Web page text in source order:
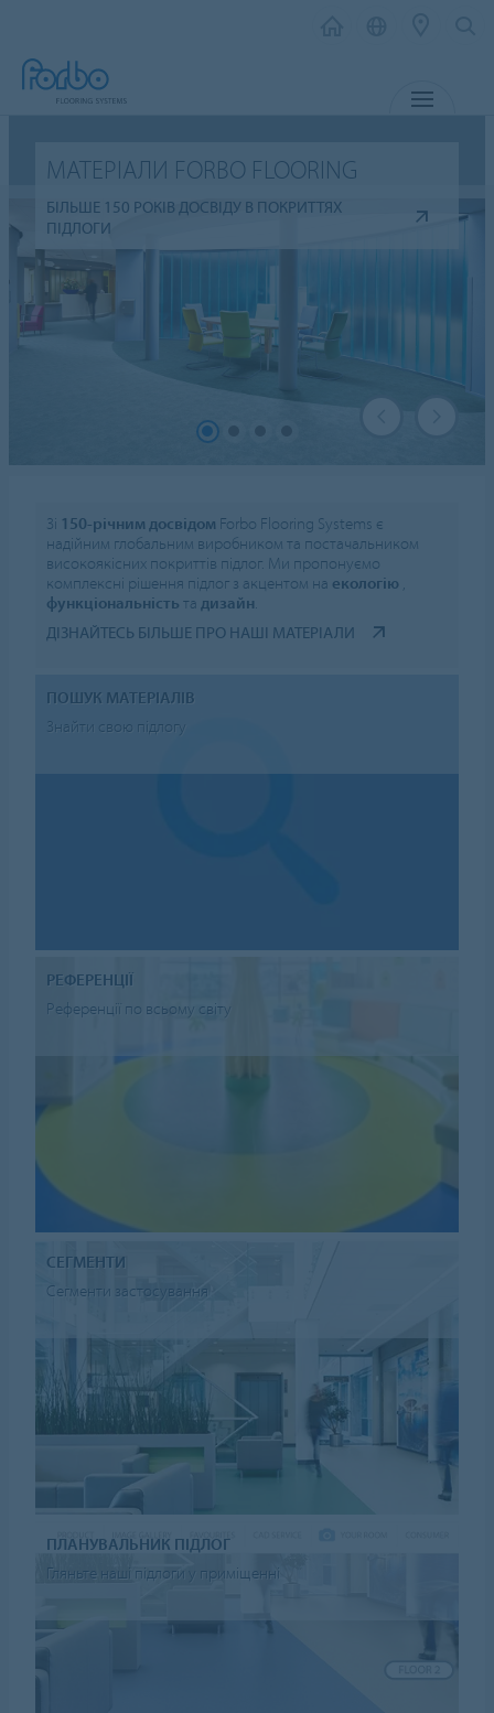
МАТЕРІАЛИ FORBO FLOORING
БІЛЬШЕ 150 РОКІВ ДОСВІДУ В ПОКРИТТЯХ
ПІДЛОГИ
Зі 150-річним досвідом Forbo Flooring Systems є
надійним глобальним виробником та постачальником
високоякісних покриттів підлог. Ми пропонуємо
комплексні рішення підлог з акцентом на екологію ,
функціональність тадизайн.
ДІЗНАЙТЕСЬ БІЛЬШЕ ПРО НАШІ МАТЕРІАЛИ
ПОШУК МАТЕРІАЛІВ
Знайти свою підлогу
РЕФЕРЕНЦІЇ
Референції по всьому світу
СЕГМЕНТИ
Сегменти застосування
ПЛАНУВАЛЬНИК ПІДЛОГ
Гляньте наші підлоги у приміщенні